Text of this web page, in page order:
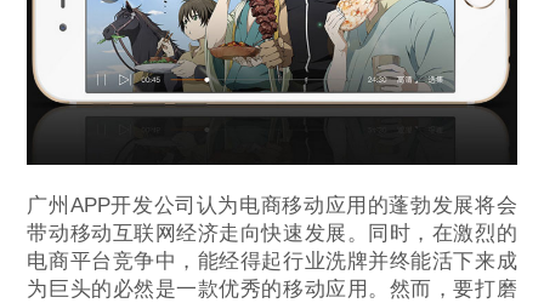
广州APP开发公司认为电商移动应用的蓬勃发展将会
带动移动互联网经济走向快速发展。同时，在激烈的
电商平台竞争中，能经得起行业洗牌并终能活下来成
为巨头的必然是一款优秀的移动应用。然而，要打磨